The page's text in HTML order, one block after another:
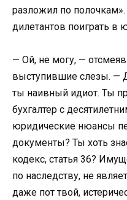
разложил по
дилетантов поиграть в
— Ой, не могу, —
выступившие слезы. —
ты наивный идиот. Ты
бухгалтер с
юридические нюансы
документы? Ты хоть
кодекс, статья 36?
по наследству, не
даже пот твой,